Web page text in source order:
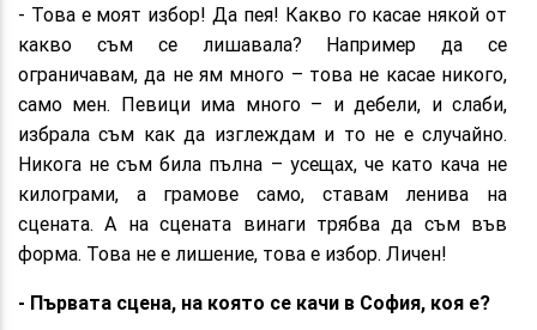
- Това е моят избор! Да пея! Какво го касае някой от
какво съм се лишавала? Например да се
ограничавам, да не ям много – това не касае никого,
само мен. Певици има много – и дебели, и слаби,
избрала съм как да изглеждам и то не е случайно.
Никога не съм била пълна – усещах, че като кача не
килограми, а грамове само, ставам ленива на
сцената. А на сцената винаги трябва да съм във
форма. Това не е лишение, това е избор. Личен!
- Първата сцена, на която се качи в София, коя е?